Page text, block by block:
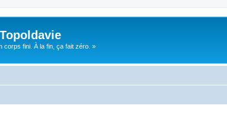
corps fini. À la fin, ça fait zéro. »